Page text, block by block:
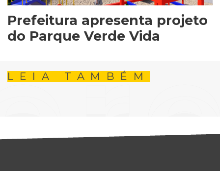
Prefeitura apresenta projeto
do Parque Verde Vida
LEIA TAMBÉM